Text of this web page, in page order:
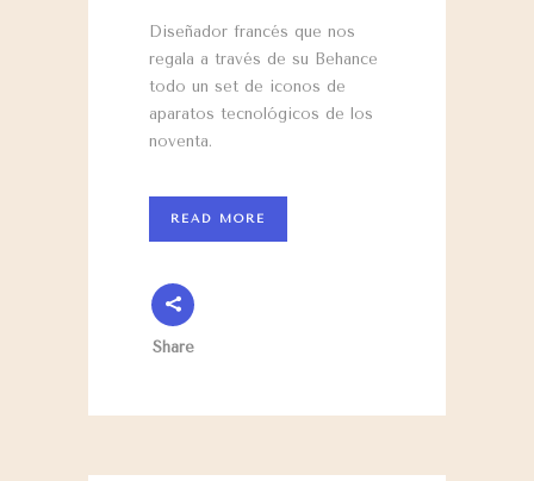
Diseñador francés que nos
regala a través de su Behance
todo un set de iconos de
aparatos tecnológicos de los
noventa.
READ MORE
Share